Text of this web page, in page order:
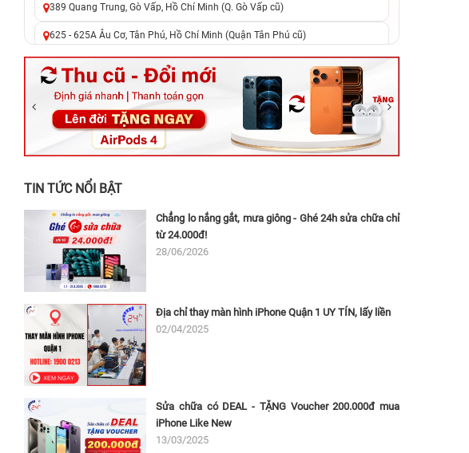
389 Quang Trung, Gò Vấp, Hồ Chí Minh (Q. Gò Vấp cũ)
625 - 625A Âu Cơ, Tân Phú, Hồ Chí Minh (Quận Tân Phú cũ)
326 Lê Văn Việt, Tăng Nhơn Phú, Hồ Chí Minh (Q.9 TP. Thủ Đức cũ)
256 Võ Văn Ngân, Thủ Đức, Hồ Chí Minh (Bình Thọ, TP. Thủ Đức Cũ)
70 Nguyễn An Ninh, Dĩ An, Hồ Chí Minh (Bình Dương Cũ)
24h Vũng Tàu: 162A Ba Cu, Vũng Tàu, Hồ Chí Minh (TP. Vũng Tàu cũ)
TIN TỨC NỔI BẬT
Chẳng lo nắng gắt, mưa giông - Ghé 24h sửa chữa chỉ
từ 24.000đ!
28/06/2026
Địa chỉ thay màn hình iPhone Quận 1 UY TÍN, lấy liền
02/04/2025
Sửa chữa có DEAL - TẶNG Voucher 200.000đ mua
iPhone Like New
13/03/2025